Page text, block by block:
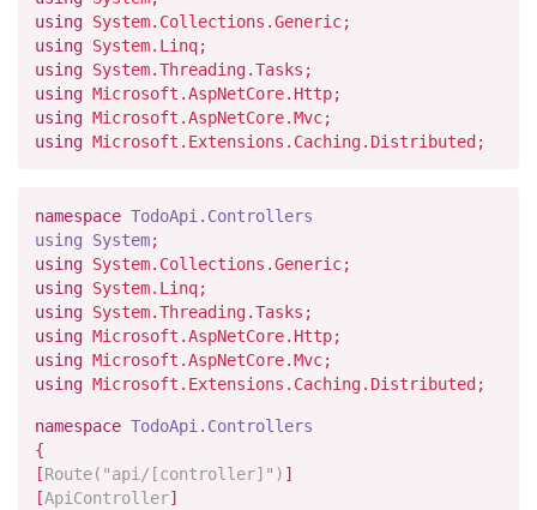
usingSystem.Collections.Generic;
usingSystem.Linq;
usingSystem.Threading.Tasks;
usingMicrosoft.AspNetCore.Http;
usingMicrosoft.AspNetCore.Mvc;
usingMicrosoft.Extensions.Caching.Distributed;
namespace TodoApi.Controllers
using
System;
usingSystem.Collections.Generic;
usingSystem.Linq;
usingSystem.Threading.Tasks;
usingMicrosoft.AspNetCore.Http;
usingMicrosoft.AspNetCore.Mvc;
usingMicrosoft.Extensions.Caching.Distributed;
namespace TodoApi.Controllers
{
[Route( "api/[controller]" ) ]
[ApiController]